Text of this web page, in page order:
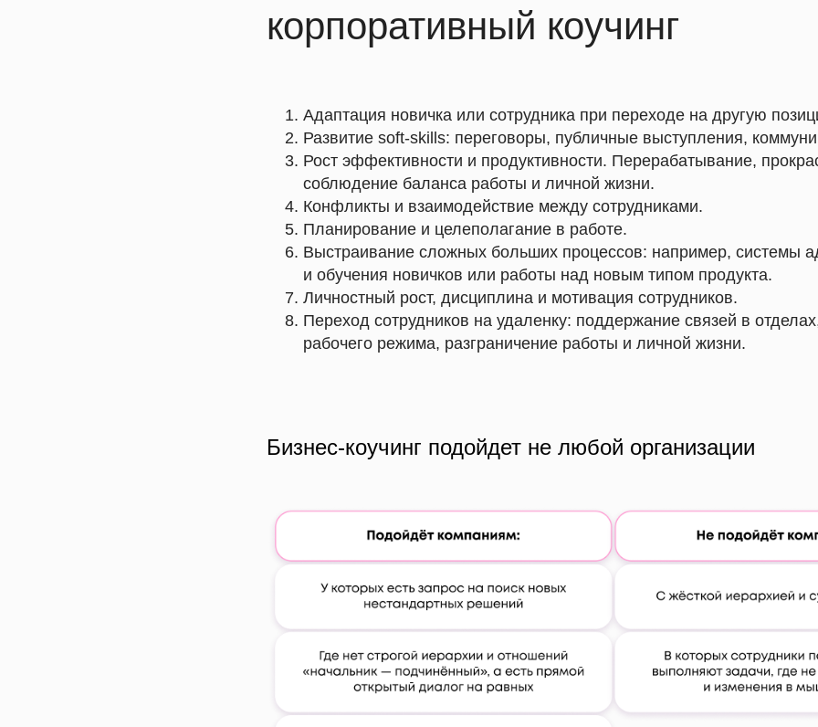
корпоративный коучинг
Адаптация новичка или сотрудника при переходе на другую
Развитие soft-skills: переговоры, публичные выступления,
Рост эффективности и продуктивности. Перерабатывание,
соблюдение баланса работы и личной жизни.
Конфликты и взаимодействие между сотрудниками.
Планирование и целеполагание в работе.
Выстраивание сложных больших процессов: например, системы
и обучения новичков или работы над новым типом продукта.
Личностный рост, дисциплина и мотивация сотрудников.
Переход сотрудников на удаленку: поддержание связей в
рабочего режима, разграничение работы и личной жизни.
Бизнес-коучинг подойдет не любой организации